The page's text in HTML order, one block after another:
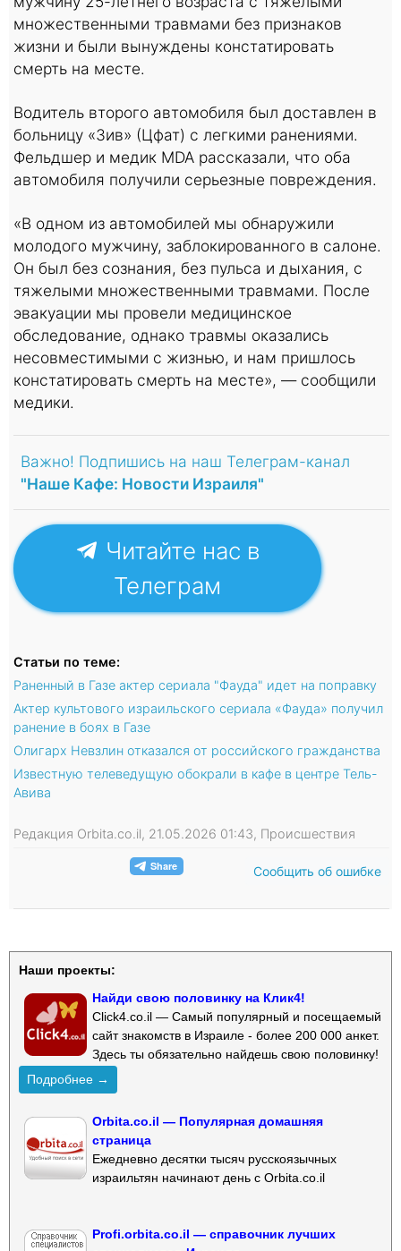
множественными травмами без признаков
жизни и были вынуждены констатировать
смерть на месте.
Водитель второго автомобиля был доставлен в
больницу «Зив» (Цфат) с легкими ранениями.
Фельдшер и медик MDA рассказали, что оба
автомобиля получили серьезные повреждения.
«В одном из автомобилей мы обнаружили
молодого мужчину, заблокированного в салоне.
Он был без сознания, без пульса и дыхания, с
тяжелыми множественными травмами. После
эвакуации мы провели медицинское
обследование, однако травмы оказались
несовместимыми с жизнью, и нам пришлось
констатировать смерть на месте», — сообщили
медики.
Важно! Подпишись на наш Телеграм-канал
"Наше Кафе: Новости Израиля"
Читайте нас в
Телеграм
Статьи по теме:
Раненный в Газе актер сериала "Фауда" идет на поправку
Актер культового израильского сериала «Фауда» получил
ранение в боях в Газе
Олигарх Невзлин отказался от российского гражданства
Известную телеведущую обокрали в кафе в центре Тель-
Авива
Редакция Orbita.co.il, 21.05.2026 01:43, Происшествия
Сообщить об ошибке
Наши проекты:
Найди свою половинку на Клик4!
Click4.co.il — Самый популярный и посещаемый
сайт знакомств в Израиле - более 200 000 анкет.
Здесь ты обязательно найдешь свою половинку!
Подробнее →
Orbita.co.il — Популярная домашняя
страница
Ежедневно десятки тысяч русскоязычных
израильтян начинают день с Orbita.co.il
Profi.orbita.co.il — справочник лучших